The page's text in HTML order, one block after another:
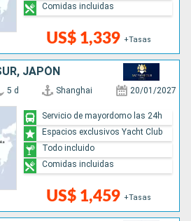
US$ 1,339 +Tasas
Comidas incluidas
JAPÓN
5 d Shanghai 20/01/2027
US$ 1,459 +Tasas
Servicio de mayordomo las 24h
Espacios exclusivos Yacht Club
Todo incluido
Comidas incluidas